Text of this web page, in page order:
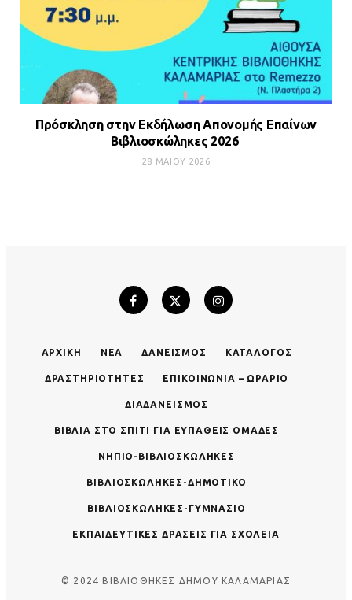
Πρόσκληση στην Εκδήλωση Απονομής Επαίνων
Βιβλιοσκώληκες 2026
28 ΜΑΪ́ΟΥ 2026
ΑΡΧΙΚΉ ΝΈΑ ΔΑΝΕΙΣΜΌΣ ΚΑΤΆΛΟΓΟΣ
ΔΡΑΣΤΗΡΙΌΤΗΤΕΣ ΕΠΙΚΟΙΝΩΝΊΑ – ΩΡΆΡΙΟ
ΔΙΑΔΑΝΕΙΣΜΌΣ
ΒΙΒΛΊΑ ΣΤΟ ΣΠΊΤΙ ΓΙΑ ΕΥΠΑΘΕΊΣ ΟΜΆΔΕΣ
ΝΗΠΙΟ-ΒΙΒΛΙΟΣΚΏΛΗΚΕΣ
ΒΙΒΛΙΟΣΚΏΛΗΚΕΣ-ΔΗΜΟΤΙΚΌ
ΒΙΒΛΙΟΣΚΏΛΗΚΕΣ-ΓΥΜΝΆΣΙΟ
ΕΚΠΑΙΔΕΥΤΙΚΈΣ ΔΡΆΣΕΙΣ ΓΙΑ ΣΧΟΛΕΊΑ
© 2024 ΒΙΒΛΙΟΘΗΚΕΣ ΔΗΜΟΥ ΚΑΛΑΜΑΡΙΑΣ